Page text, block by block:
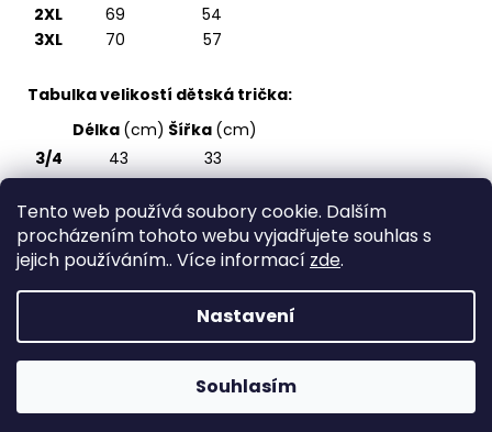
Tento web používá soubory cookie. Dalším
procházením tohoto webu vyjadřujete souhlas s
jejich používáním.. Více informací zde.
Nastavení
Souhlasím
2XL
69
54
3XL
70 57
Tabulka velikostí dětská trička:
Délka (cm) Šířka (cm)
3/4
43
33
7/8
51
39
9/10
55
43
11/12
á
a
Copyright 2026Spirite - svět originálních triček.
Všechna práva vyhrazena.